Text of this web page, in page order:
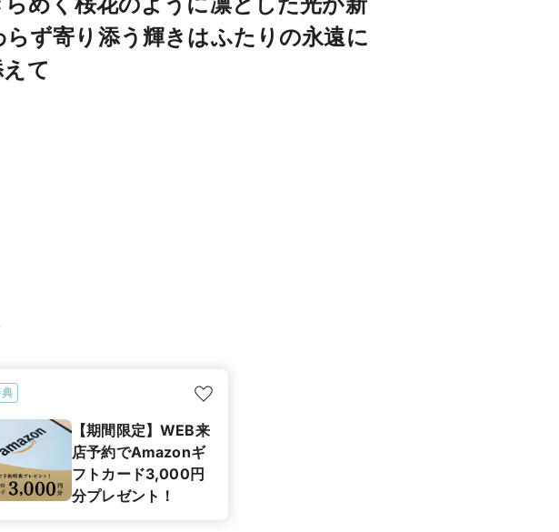
ず寄り添う輝きはふたりの永遠に
て
【期間限定】WEB来
店予約でAmazonギ
フトカード3,000円
分プレゼント！